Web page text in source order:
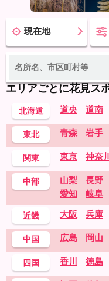
現在地
エリアごとに花見ス
北海道 道央 道南
東北 青森 岩手
関東 東京 神奈川
中部 山梨 長野
愛知
岐阜
近畿 大阪 兵庫
中国 広島 岡山
四国 香川 徳島